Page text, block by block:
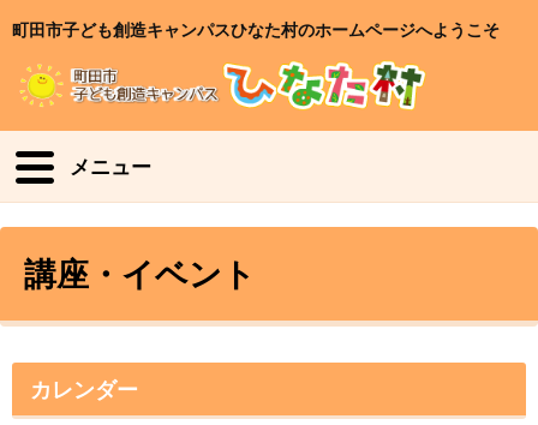
町田市子ども創造キャンパスひなた村のホームページへようこそ
メニュー
講座・イベント
カレンダー